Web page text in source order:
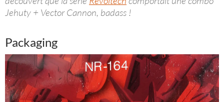
Jehuty + Vector Cannon, badass !
Packaging